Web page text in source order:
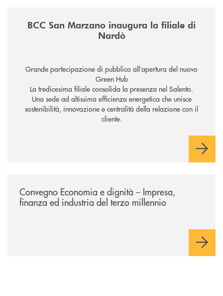
BCC San Marzano inaugura la filiale di
Nardò
Grande partecipazione di pubblico all’apertura del nuovo
Green Hub
La tredicesima filiale consolida la presenza nel Salento.
Una sede ad altissima efficienza energetica che unisce
sostenibilità, innovazione e centralità della relazione con il
cliente.
Convegno Economia e dignità – Impresa,
finanza ed industria del terzo millennio